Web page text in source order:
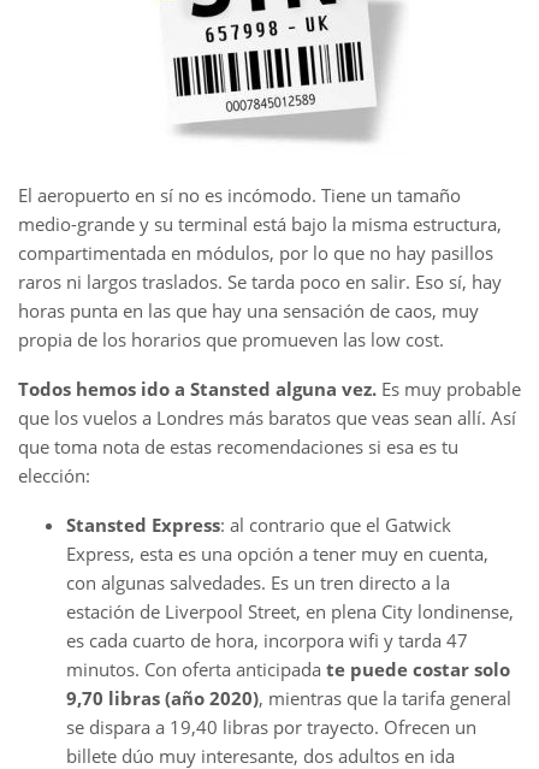
El aeropuerto en sí no es incómodo. Tiene un tamaño
medio-grande y su terminal está bajo la misma estructura,
compartimentada en módulos, por lo que no hay pasillos
raros ni largos traslados. Se tarda poco en salir. Eso sí, hay
horas punta en las que hay una sensación de caos, muy
propia de los horarios que promueven las low cost.
Todos hemos ido a Stansted alguna vez. Es muy probable
que los vuelos a Londres más baratos que veas sean allí. Así
que toma nota de estas recomendaciones si esa es tu
elección:
Stansted Express: al contrario que el Gatwick
Express, esta es una opción a tener muy en cuenta,
con algunas salvedades. Es un tren directo a la
estación de Liverpool Street, en plena City londinense,
es cada cuarto de hora, incorpora wifi y tarda 47
minutos. Con oferta anticipada te puede costar solo
9,70 libras (año 2020), mientras que la tarifa general
se dispara a 19,40 libras por trayecto. Ofrecen un
billete dúo muy interesante, dos adultos en ida